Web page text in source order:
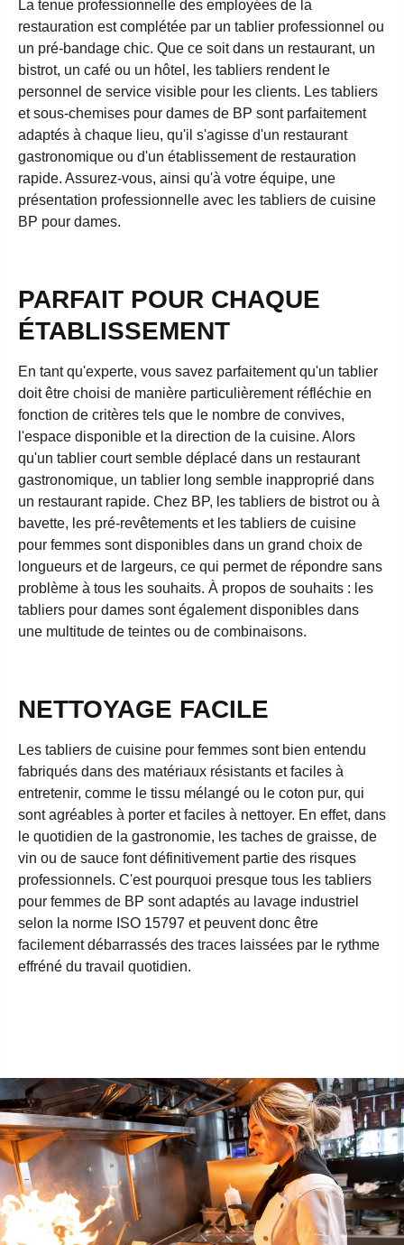
La tenue professionnelle des employées de la
restauration est complétée par un tablier professionnel ou
un pré-bandage chic. Que ce soit dans un restaurant, un
bistrot, un café ou un hôtel, les tabliers rendent le
personnel de service visible pour les clients. Les tabliers
et sous-chemises pour dames de BP sont parfaitement
adaptés à chaque lieu, qu'il s'agisse d'un restaurant
gastronomique ou d'un établissement de restauration
rapide. Assurez-vous, ainsi qu'à votre équipe, une
présentation professionnelle avec les tabliers de cuisine
BP pour dames.
PARFAIT POUR CHAQUE
ÉTABLISSEMENT
En tant qu'experte, vous savez parfaitement qu'un tablier
doit être choisi de manière particulièrement réfléchie en
fonction de critères tels que le nombre de convives,
l'espace disponible et la direction de la cuisine. Alors
qu'un tablier court semble déplacé dans un restaurant
gastronomique, un tablier long semble inapproprié dans
un restaurant rapide. Chez BP, les tabliers de bistrot ou à
bavette, les pré-revêtements et les tabliers de cuisine
pour femmes sont disponibles dans un grand choix de
longueurs et de largeurs, ce qui permet de répondre sans
problème à tous les souhaits. À propos de souhaits : les
tabliers pour dames sont également disponibles dans
une multitude de teintes ou de combinaisons.
NETTOYAGE FACILE
Les tabliers de cuisine pour femmes sont bien entendu
fabriqués dans des matériaux résistants et faciles à
entretenir, comme le tissu mélangé ou le coton pur, qui
sont agréables à porter et faciles à nettoyer. En effet, dans
le quotidien de la gastronomie, les taches de graisse, de
vin ou de sauce font définitivement partie des risques
professionnels. C'est pourquoi presque tous les tabliers
pour femmes de BP sont adaptés au lavage industriel
selon la norme ISO 15797 et peuvent donc être
facilement débarrassés des traces laissées par le rythme
effréné du travail quotidien.